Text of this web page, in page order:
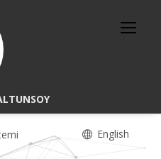
English